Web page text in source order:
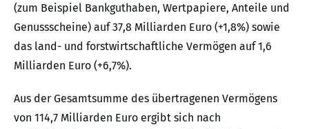
(zum Beispiel Bankguthaben, Wertpapiere, Anteile und
Genussscheine) auf 37,8 Milliarden Euro (+1,8%) sowie
das land- und forstwirtschaftliche Vermögen auf 1,6
Milliarden Euro (+6,7%).
Aus der Gesamtsumme des übertragenen Vermögens
von 114,7 Milliarden Euro ergibt sich nach